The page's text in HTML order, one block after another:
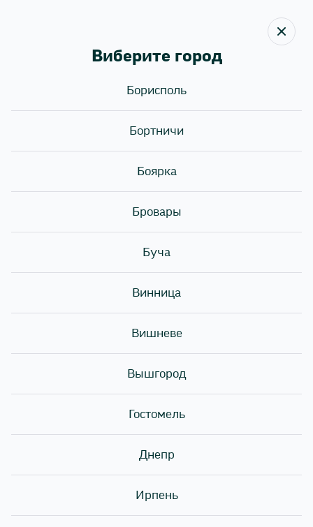
Виберите город
Борисполь
Бортничи
Боярка
Бровары
Буча
Винница
Вишневе
Вышгород
Гостомель
Днепр
Ирпень
Пользовательское соглашение
Поняття і визначення, що використовуються в цих
Правилах надання послуг з приготування і доставки
страв на замовлення клієнтів (далі - «Правила»),
вживаються в наступних значеннях:
«Виконавець», «Sushi Story»- організація, безпосередньо
«Клієнт» - особа, кому надаються послуги з
приготування і доставки страв для власного
«Одержувач Замовлення» - особа, яка отримує
«Сайт» - сукупність комп'ютерних програм, що
забезпечують публікацію даних, що стосуються послуг,